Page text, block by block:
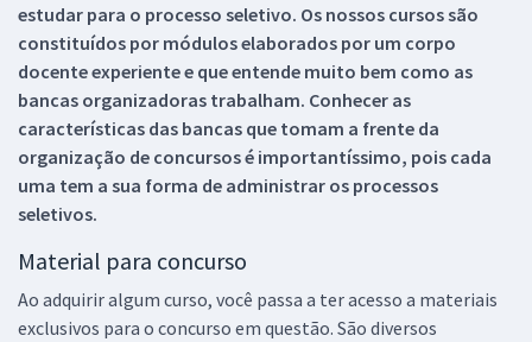
estudar para o processo seletivo. Os nossos cursos são
constituídos por módulos elaborados por um corpo
docente experiente e que entende muito bem como as
bancas organizadoras trabalham. Conhecer as
características das bancas que tomam a frente da
organização de concursos é importantíssimo, pois cada
uma tem a sua forma de administrar os processos
seletivos.
Material para concurso
Ao adquirir algum curso, você passa a ter acesso a materiais
exclusivos para o concurso em questão. São diversos